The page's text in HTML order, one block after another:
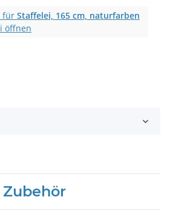
für Staffelei, 165 cm, naturfarben
öffnen
Zubehör